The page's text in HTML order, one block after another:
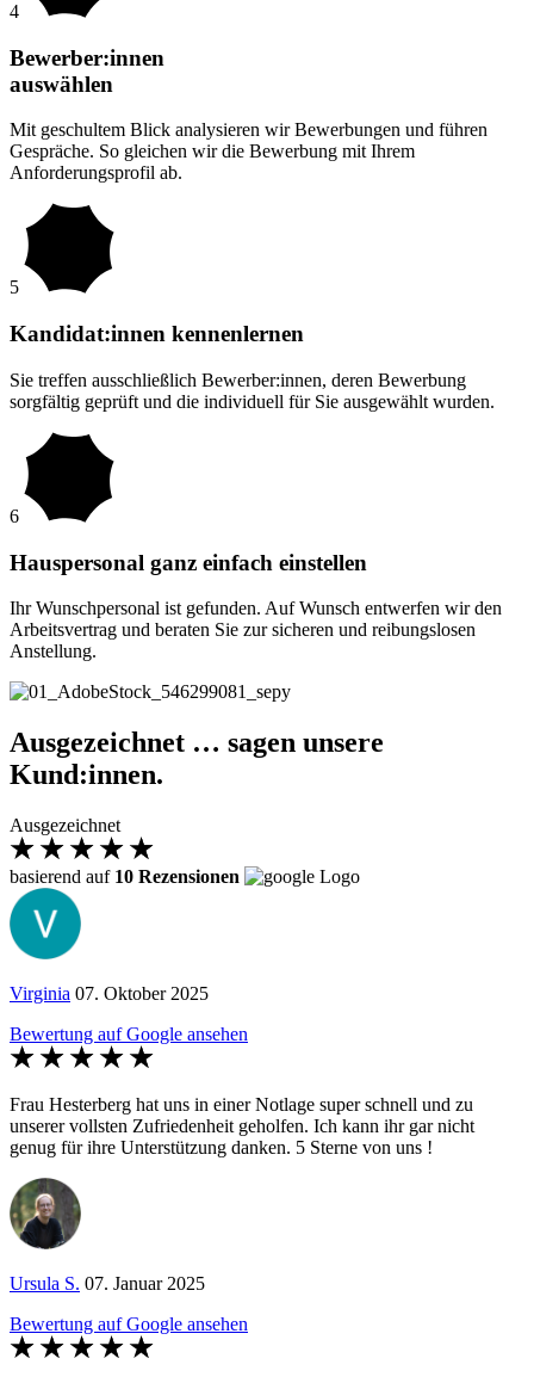
4
Bewerber:innen
auswählen
Mit geschultem Blick analysieren wir Bewerbungen und führen
Gespräche. So gleichen wir die Bewerbung mit Ihrem
Anforderungsprofil ab.
5
Kandidat:innen kennenlernen
Sie treffen ausschließlich Bewerber:innen, deren Bewerbung
sorgfältig geprüft und die individuell für Sie ausgewählt wurden.
6
Hauspersonal ganz einfach einstellen
Ihr Wunschpersonal ist gefunden. Auf Wunsch entwerfen wir den
Arbeitsvertrag und beraten Sie zur sicheren und reibungslosen
Anstellung.
Ausgezeichnet … sagen unsere
Kund:innen.
Ausgezeichnet
basierend auf 10 Rezensionen
Virginia 07. Oktober 2025
Bewertung auf Google ansehen
Frau Hesterberg hat uns in einer Notlage super schnell und zu
unserer vollsten Zufriedenheit geholfen. Ich kann ihr gar nicht
genug für ihre Unterstützung danken. 5 Sterne von uns !
Ursula S. 07. Januar 2025
Bewertung auf Google ansehen